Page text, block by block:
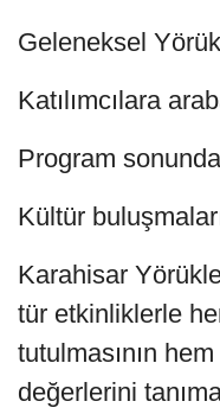
Geleneksel
Katılımcılara
Program
Kültür
Karahisar
tür etkinliklerle
tutulmasının
değerlerini